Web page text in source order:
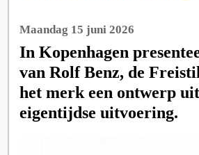
Maandag 15 juni 2026
In Kopenhagen
van Rolf Benz, de
het merk een ontwerp
eigentijdse uitvoering.